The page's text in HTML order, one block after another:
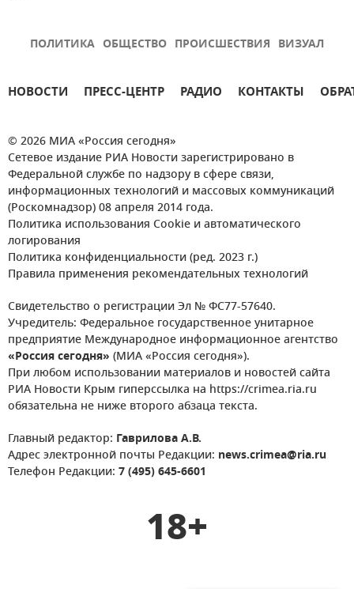
ПОЛИТИКА ОБЩЕСТВО ПРОИСШЕСТВИЯ ВИЗУАЛ
НОВОСТИ ПРЕСС-ЦЕНТР РАДИО КОНТАКТЫ
© 2026 МИА «Россия сегодня»
Сетевое издание РИА Новости зарегистрировано в
Федеральной службе по надзору в сфере связи,
информационных технологий и массовых коммуникаций
(Роскомнадзор) 08 апреля 2014 года.
Политика использования Cookie и автоматического
логирования
Политика конфиденциальности (ред. 2023 г.)
Правила применения рекомендательных технологий
Свидетельство о регистрации Эл № ФС77-57640.
Учредитель: Федеральное государственное унитарное
предприятие Международное информационное агентство
«Россия сегодня» (МИА «Россия сегодня»).
При любом использовании материалов и новостей сайта
РИА Новости Крым гиперссылка на https://crimea.ria.ru
обязательна не ниже второго абзаца текста.
Главный редактор: Гаврилова А.В.
Адрес электронной почты Редакции: news.crimea@ria.ru
Телефон Редакции: 7 (495) 645-6601
18+